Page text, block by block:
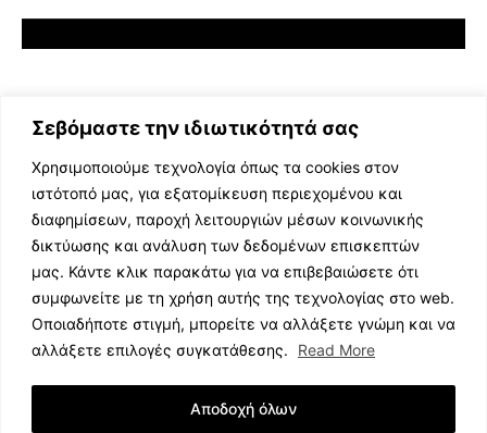
Σεβόμαστε την ιδιωτικότητά σας
Χρησιμοποιούμε τεχνολογία όπως τα cookies στον
ιστότοπό μας, για εξατομίκευση περιεχομένου και
διαφημίσεων, παροχή λειτουργιών μέσων κοινωνικής
δικτύωσης και ανάλυση των δεδομένων επισκεπτών
μας. Κάντε κλικ παρακάτω για να επιβεβαιώσετε ότι
συμφωνείτε με τη χρήση αυτής της τεχνολογίας στο web.
Οποιαδήποτε στιγμή, μπορείτε να αλλάξετε γνώμη και να
αλλάξετε επιλογές συγκατάθεσης.
Read More
Αποδοχή όλων
ΕΛΛΗΝΙΚΗ ΜΟΥΣΙΚΗ
TV SHOWS
EVENTS
ΘΕΑΤΡΟ
ΔΙΑΓΩΝΙΣΜΟΙ
STOA CULTURA